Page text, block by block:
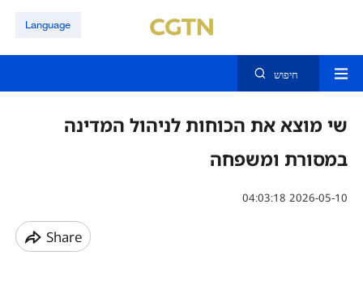
Language
חיפוש
שי מוצא את הכוחות לניהול המדינה
במסורת ומשפחה
04:03:18 2026-05-10
Share